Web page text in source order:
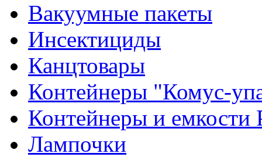
Вакуумные пакеты
Инсектициды
Канцтовары
Контейнеры "Комус-
Контейнеры и емкости
Лампочки